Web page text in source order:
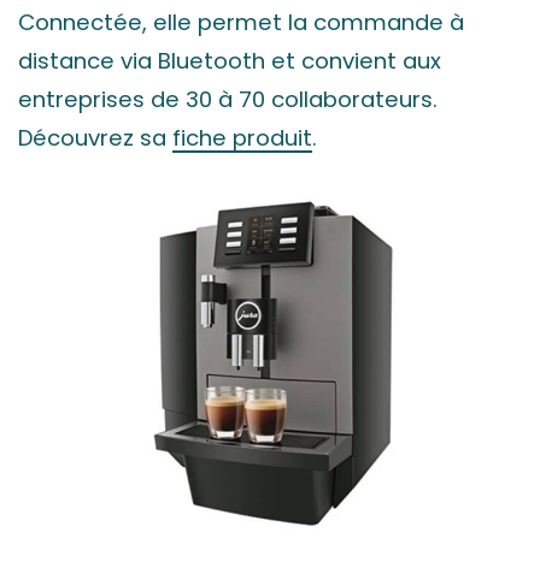
Connectée, elle permet la commande à
distance via Bluetooth et convient aux
entreprises de 30 à 70 collaborateurs.
Découvrez sa fiche produit.